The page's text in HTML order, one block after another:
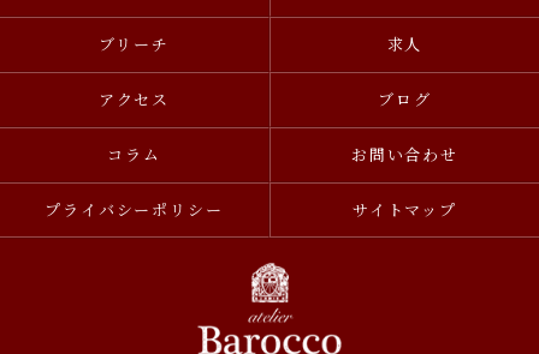
ブリーチ 求人
アクセス ブログ
コラム お問い合わせ
プライバシーポリシー サイトマップ